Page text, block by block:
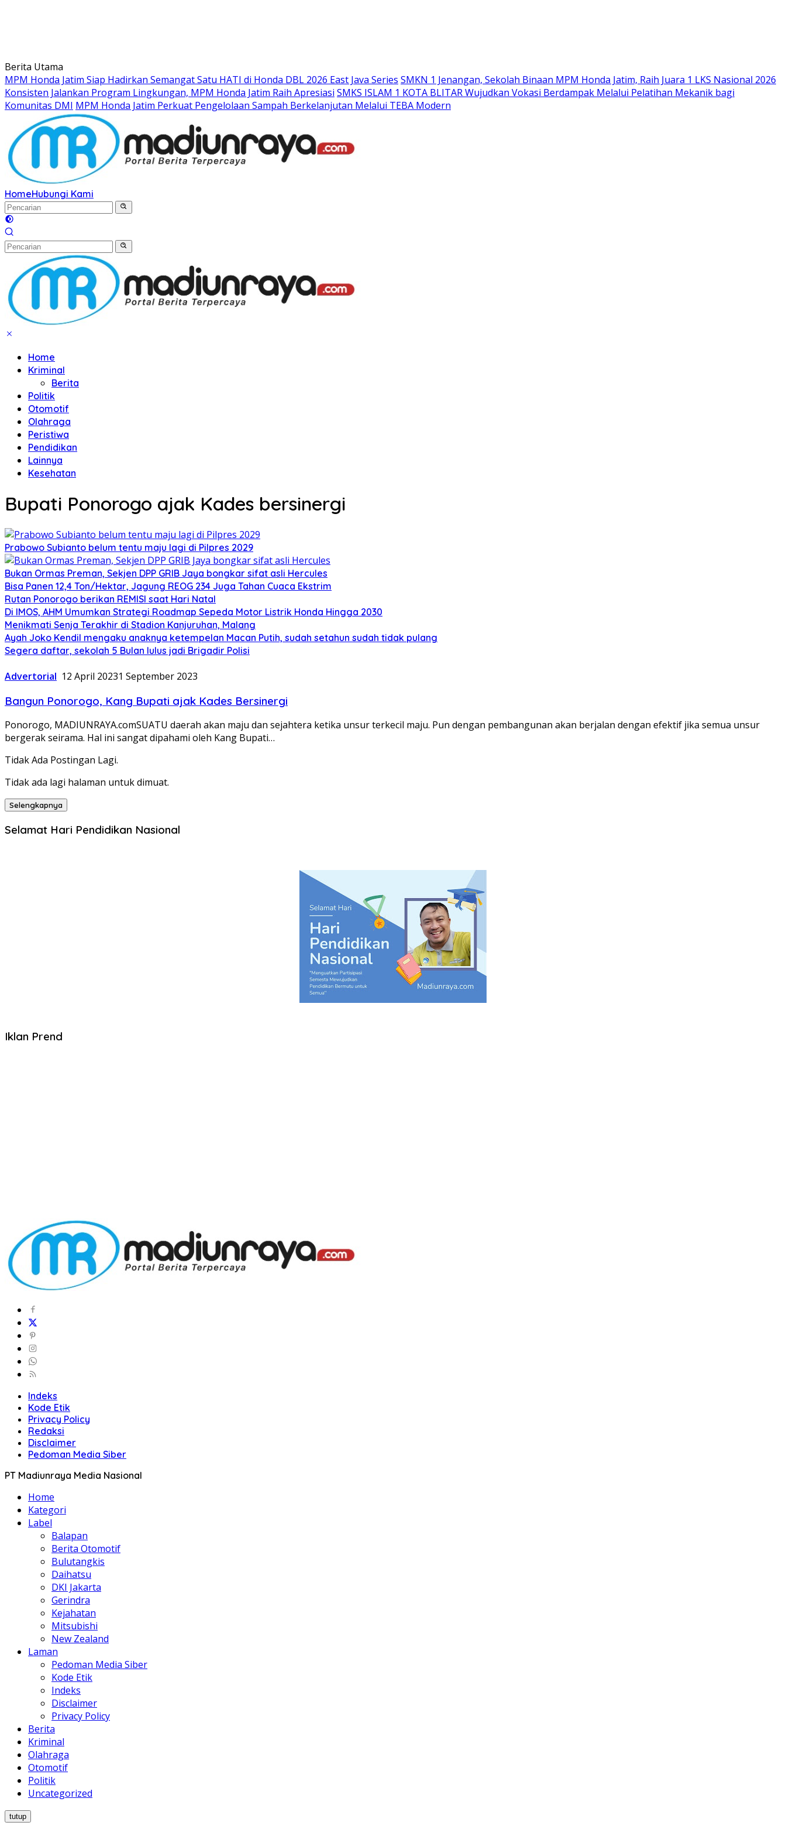
Berita Utama
MPM Honda Jatim Siap Hadirkan Semangat Satu HATI di Honda DBL 2026 East Java Series SMKN 1 Jenangan, Sekolah Binaan MPM Honda Jatim, Raih Juara 1 LKS Nasional 2026
Konsisten Jalankan Program Lingkungan, MPM Honda Jatim Raih Apresiasi SMKS ISLAM 1 KOTA BLITAR Wujudkan Vokasi Berdampak Melalui Pelatihan Mekanik bagi
Komunitas DMI MPM Honda Jatim Perkuat Pengelolaan Sampah Berkelanjutan Melalui TEBA Modern
HomeHubungi Kami
Home
Kriminal
Berita
Politik
Otomotif
Olahraga
Peristiwa
Pendidikan
Lainnya
Kesehatan
Bupati Ponorogo ajak Kades bersinergi
Prabowo Subianto belum tentu maju lagi di Pilpres 2029
Bukan Ormas Preman, Sekjen DPP GRIB Jaya bongkar sifat asli Hercules
Bisa Panen 12,4 Ton/Hektar, Jagung REOG 234 Juga Tahan Cuaca Ekstrim
Rutan Ponorogo berikan REMISI saat Hari Natal
Di IMOS, AHM Umumkan Strategi Roadmap Sepeda Motor Listrik Honda Hingga 2030
Menikmati Senja Terakhir di Stadion Kanjuruhan, Malang
Ayah Joko Kendil mengaku anaknya ketempelan Macan Putih, sudah setahun sudah tidak pulang
Segera daftar, sekolah 5 Bulan lulus jadi Brigadir Polisi
Advertorial 12 April 20231 September 2023
Bangun Ponorogo, Kang Bupati ajak Kades Bersinergi
Ponorogo, MADIUNRAYA.comSUATU daerah akan maju dan sejahtera ketika unsur terkecil maju. Pun dengan pembangunan akan berjalan dengan efektif jika semua unsur
bergerak seirama. Hal ini sangat dipahami oleh Kang Bupati…
Tidak Ada Postingan Lagi.
Tidak ada lagi halaman untuk dimuat.
Selengkapnya
Selamat Hari Pendidikan Nasional
Iklan Prend
Indeks
Kode Etik
Privacy Policy
Redaksi
Disclaimer
Pedoman Media Siber
PT Madiunraya Media Nasional
Home
Kategori
Label
Balapan
Berita Otomotif
Bulutangkis
Daihatsu
DKI Jakarta
Gerindra
Kejahatan
Mitsubishi
New Zealand
Laman
Pedoman Media Siber
Kode Etik
Indeks
Disclaimer
Privacy Policy
Berita
Kriminal
Olahraga
Otomotif
Politik
Uncategorized
tutup